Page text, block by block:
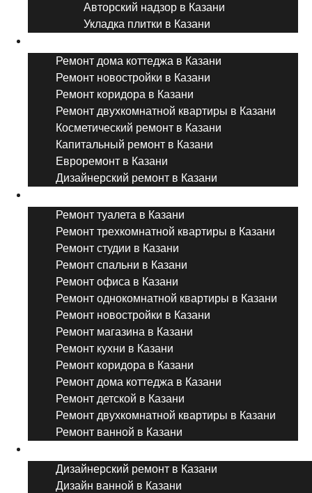
Авторский надзор в Казани
Укладка плитки в Казани
Ремонт дома коттеджа в Казани
Ремонт новостройки в Казани
Ремонт коридора в Казани
Ремонт двухкомнатной квартиры в Казани
Косметический ремонт в Казани
Капитальный ремонт в Казани
Евроремонт в Казани
Дизайнерский ремонт в Казани
Ремонт туалета в Казани
Ремонт трехкомнатной квартиры в Казани
Ремонт студии в Казани
Ремонт спальни в Казани
Ремонт офиса в Казани
Ремонт однокомнатной квартиры в Казани
Ремонт новостройки в Казани
Ремонт магазина в Казани
Ремонт кухни в Казани
Ремонт коридора в Казани
Ремонт дома коттеджа в Казани
Ремонт детской в Казани
Ремонт двухкомнатной квартиры в Казани
Ремонт ванной в Казани
Дизайнерский ремонт в Казани
Дизайн ванной в Казани